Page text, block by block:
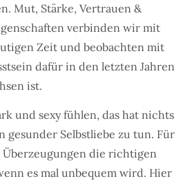
Mut, Stärke, Vertrauen &
verbinden wir mit
Zeit und beobachten mit
dafür in den letzten Jahren
ist.
und sexy fühlen, das hat nichts
gesunder Selbstliebe zu tun. Für
Überzeugungen die richtigen
es mal unbequem wird. Hier